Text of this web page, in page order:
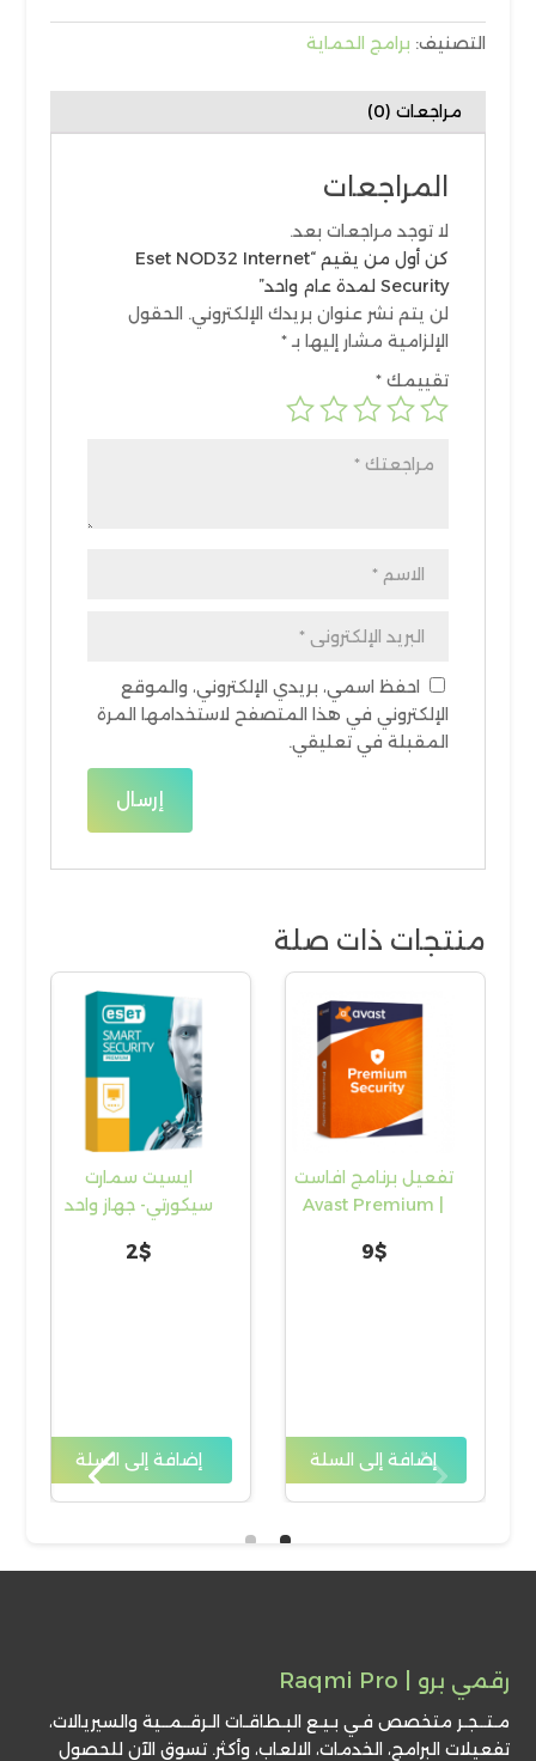
Security
عام
واحد
التصنيف: برامج الحماية
مراجعات (0)
المراجعات
لا توجد مراجعات بعد.
كن أول من يقيم “Eset NOD32 Internet
Security لمدة عام واحد”
لن يتم نشر عنوان بريدك الإلكتروني. الحقول
الإلزامية مشار إليها بـ*
تقييمك *
احفظ اسمي، بريدي الإلكتروني، والموقع
الإلكتروني في هذا المتصفح لاستخدامها المرة
المقبلة في تعليقي.
منتجات ذات صلة
تفعيل برنامج افاست
| Avast Premium
9$
إضافة إلى السلة
ايسيت سمارت
سيكورتي- جهاز واحد
2$
إضافة إلى السلة
رقمي برو | Raqmi Pro
مـتــجـر متخصص فـي بـيـع البـطاقـات الـرقــمــية والسيريالات،
تفعيلات البرامج، الخدمات، الالعاب، وأكثر. تسوق الآن للحصول